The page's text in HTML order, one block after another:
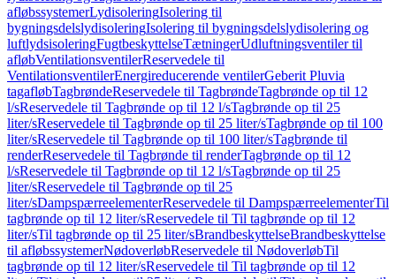
afløbssystemerLydisoleringIsolering til
bygningsdelslydisoleringIsolering til bygningsdelslydisolering og
luftlydsisoleringFugtbeskyttelseTætningerUdluftningsventiler til
afløbVentilationsventilerReservedele til
VentilationsventilerEnergireducerende ventilerGeberit Pluvia
tagafløbTagbrøndeReservedele til TagbrøndeTagbrønde op til 12
l/sReservedele til Tagbrønde op til 12 l/sTagbrønde op til 25
liter/sReservedele til Tagbrønde op til 25 liter/sTagbrønde op til 100
liter/sReservedele til Tagbrønde op til 100 liter/sTagbrønde til
renderReservedele til Tagbrønde til renderTagbrønde op til 12
l/sReservedele til Tagbrønde op til 12 l/sTagbrønde op til 25
liter/sReservedele til Tagbrønde op til 25
liter/sDampspærreelementerReservedele til DampspærreelementerTil
tagbrønde op til 12 liter/sReservedele til Til tagbrønde op til 12
liter/sTil tagbrønde op til 25 liter/sBrandbeskyttelseBrandbeskyttelse
til afløbssystemerNødoverløbReservedele til NødoverløbTil
tagbrønde op til 12 liter/sReservedele til Til tagbrønde op til 12